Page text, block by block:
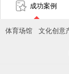
成功案例
体育场馆 文化创意